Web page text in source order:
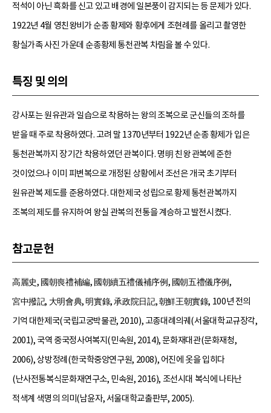
적석이 아닌 흑화를 신고 있고 배경에 일본풍이 감지되는 등 문제가 있다.
1922년 4월 영친왕비가 순종 황제와 황후에게 조현례를 올리고 촬영한
황실가족 사진 가운데 순종황제 통천관복 차림을 볼 수 있다.
특징 및 의의
강사포는 원유관과 일습으로 착용하는 왕의 조복으로 군신들의 조하를
받을 때 주로 착용하였다. 고려 말 1370년부터 1922년 순종 황제가 입은
통천관복까지 장기간 착용하였던 관복이다. 명明 친왕 관복에 준한
것이었으나 이미 피변복으로 개정된 상황에서 조선은 개국 초기부터
원유관복 제도를 준용하였다. 대한제국 성립으로 황제 통천관복까지
조복의 제도를 유지하여 왕실 관복의 전통을 계승하고 발전시켰다.
참고문헌
高麗史, 國朝喪禮補編, 國朝續五禮儀補序例, 國朝五禮儀序例,
宮中撥記, 大明會典, 明實錄, 承政院日記, 朝鮮王朝實錄, 100년 전의
기억 대한제국(국립고궁박물관, 2010), 고종대례의궤(서울대학교규장각,
2001), 국역 중국정사여복지(민속원, 2014), 문화재대관(문화재청,
2006), 상방정례(한국학중앙연구원, 2008), 어진에 옷을 입히다
(난사전통복식문화재연구소, 민속원, 2016), 조선시대 복식에 나타난
적색계 색명의 의미(남윤자, 서울대학교출판부, 2005).